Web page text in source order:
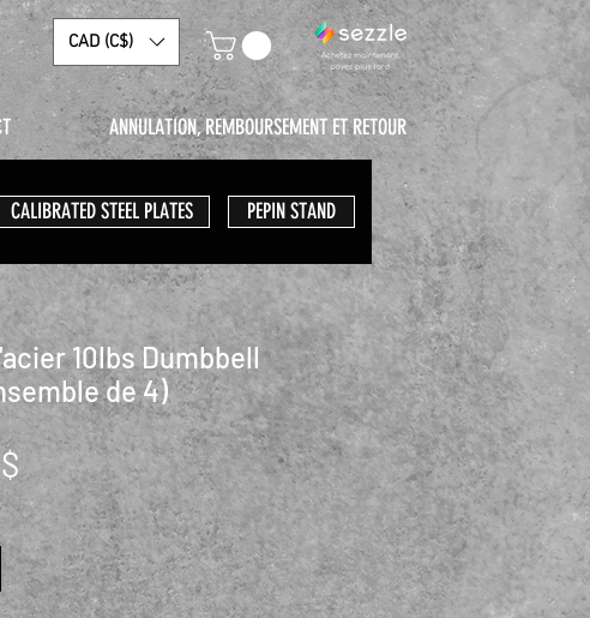
CAD (C$)
ANNULATION, REMBOURSEMENT ET RETOUR
CALIBRATED STEEL PLATES PEPIN STAND
10lbs Dumbbell
de 4)
Prix